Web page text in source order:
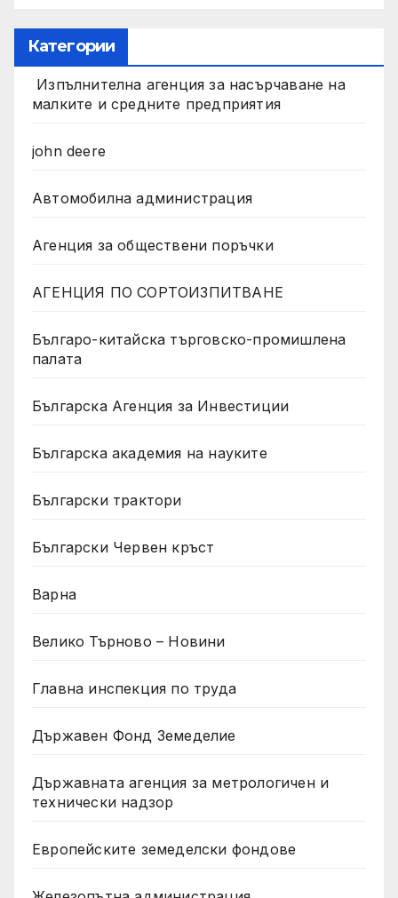
Категории
Изпълнителна агенция за насърчаване на
малките и средните предприятия
john deere
Автомобилна администрация
Агенция за обществени поръчки
АГЕНЦИЯ ПО СОРТОИЗПИТВАНЕ
Българо-китайска търговско-промишлена
палата
Българска Агенция за Инвестиции
Българска академия на науките
Български трактори
Български Червен кръст
Варна
Велико Търново – Новини
Главна инспекция по труда
Държавен Фонд Земеделие
Държавната агенция за метрологичен и
технически надзор
Европейските земеделски фондове